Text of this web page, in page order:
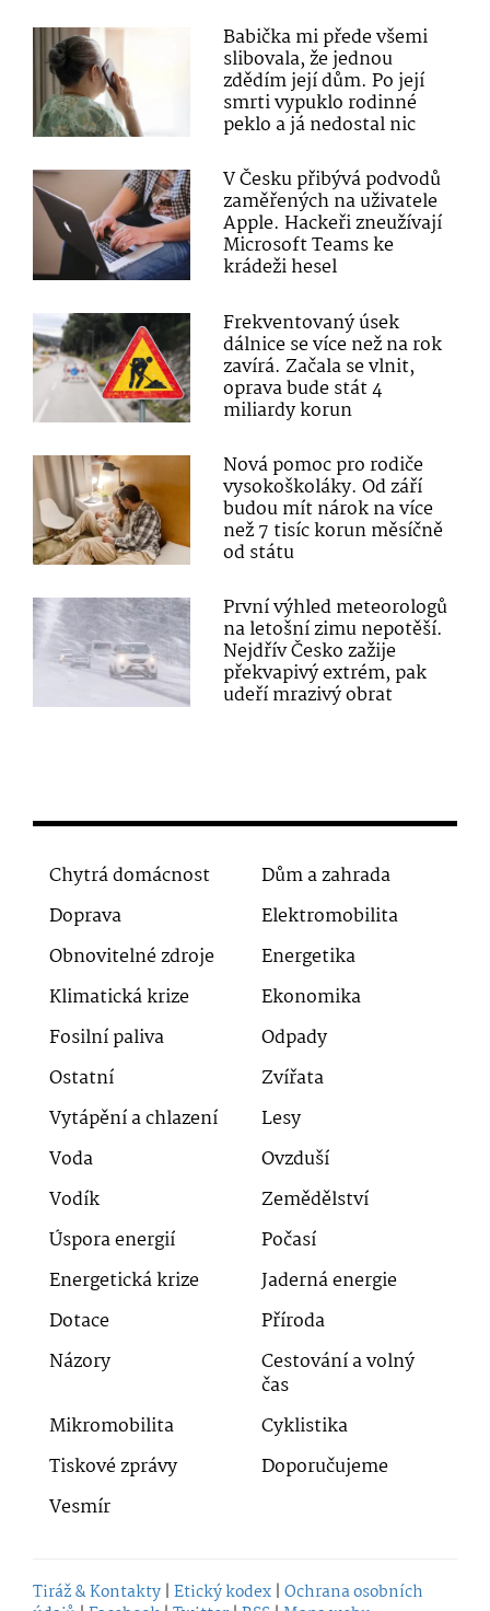
Babička mi přede všemi
slibovala, že jednou
zdědím její dům. Po její
smrti vypuklo rodinné
peklo a já nedostal nic
V Česku přibývá podvodů
zaměřených na uživatele
Apple. Hackeři zneužívají
Microsoft Teams ke
krádeži hesel
Frekventovaný úsek
dálnice se více než na rok
zavírá. Začala se vlnit,
oprava bude stát 4
miliardy korun
Nová pomoc pro rodiče
vysokoškoláky. Od září
budou mít nárok na více
než 7 tisíc korun měsíčně
od státu
První výhled meteorologů
na letošní zimu nepotěší.
Nejdřív Česko zažije
překvapivý extrém, pak
udeří mrazivý obrat
Chytrá domácnost
Dům a zahrada
Doprava
Elektromobilita
Obnovitelné zdroje
Energetika
Klimatická krize
Ekonomika
Fosilní paliva
Odpady
Ostatní
Zvířata
Vytápění a chlazení
Lesy
Voda
Ovzduší
Vodík
Zemědělství
Úspora energií
Počasí
Energetická krize
Jaderná energie
Dotace
Příroda
Názory
Cestování a volný
čas
Mikromobilita
Cyklistika
Tiskové zprávy
Doporučujeme
Vesmír
Tiráž & Kontakty | Etický kodex | Ochrana osobních